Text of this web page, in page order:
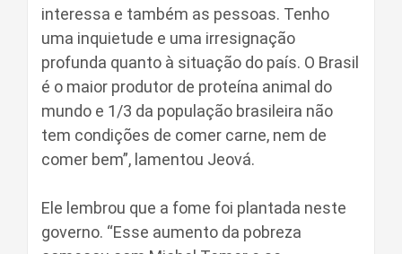
interessa e também as pessoas. Tenho
uma inquietude e uma irresignação
profunda quanto à situação do país. O Brasil
é o maior produtor de proteína animal do
mundo e 1/3 da população brasileira não
tem condições de comer carne, nem de
comer bem”, lamentou Jeová.
Ele lembrou que a fome foi plantada neste
governo. “Esse aumento da pobreza